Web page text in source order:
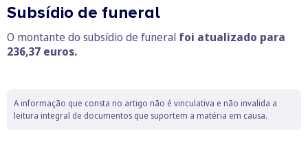
Subsídio de funeral
O montante do subsídio de funeral foi atualizado para
236,37 euros.
A informação que consta no artigo não é vinculativa e não invalida a
leitura integral de documentos que suportem a matéria em causa.